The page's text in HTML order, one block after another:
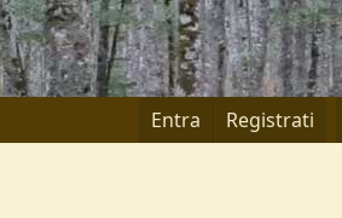
Entra Registrati